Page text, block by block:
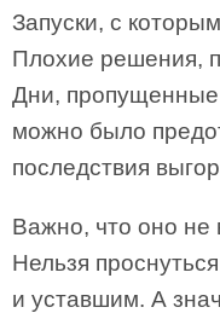
Запуски, с
Плохие решения,
Дни, пропущенные
можно было
последствия
Важно, что оно не
Нельзя
и уставшим. А